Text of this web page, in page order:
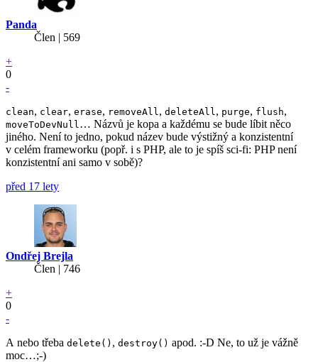
Panda
Člen | 569
+
0
-
clean, clear, erase, removeAll , deleteAll , purge, flush,
moveToDevNull … Názvů je kopa a každému se bude líbit něco
jiného. Není to jedno, pokud název bude výstižný a konzistentní
v celém frameworku (popř. i s PHP, ale to je spíš sci-fi: PHP není
konzistentní ani samo v sobě)?
před 17 lety
Ondřej Brejla
Člen | 746
+
0
-
A nebo třeba delete() , destroy() apod. :-D Ne, to už je vážně
moc…;-)